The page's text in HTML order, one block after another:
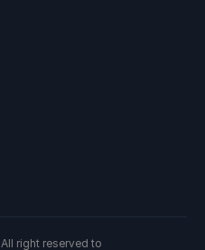
right reserved to